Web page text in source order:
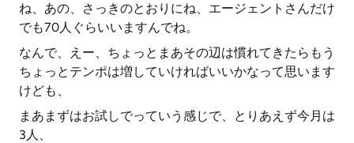
ね、あの、さっきのとおりにね、エージェントさんだけ
でも70人ぐらいいますんでね。
なんで、えー、ちょっとまあその辺は慣れてきたらもう
ちょっとテンポは増していければいいかなって思います
けども、
まあまずはお試しでっていう感じで、とりあえず今月は
3人、